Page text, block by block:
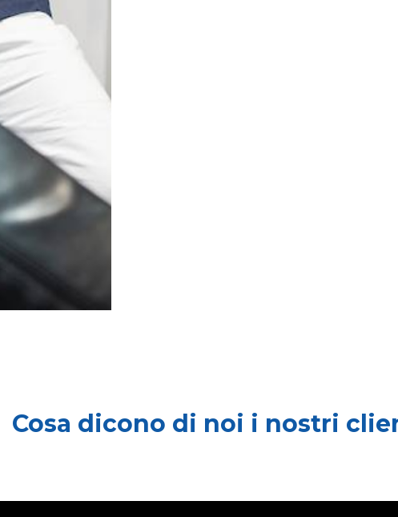
Cosa dicono di noi i nostri